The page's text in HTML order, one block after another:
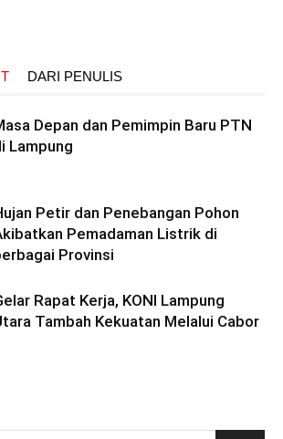
DARI PENULIS
Depan dan Pemimpin Baru PTN
Lampung
Petir dan Penebangan Pohon
Pemadaman Listrik di
Provinsi
Rapat Kerja, KONI Lampung
Tambah Kekuatan Melalui Cabor